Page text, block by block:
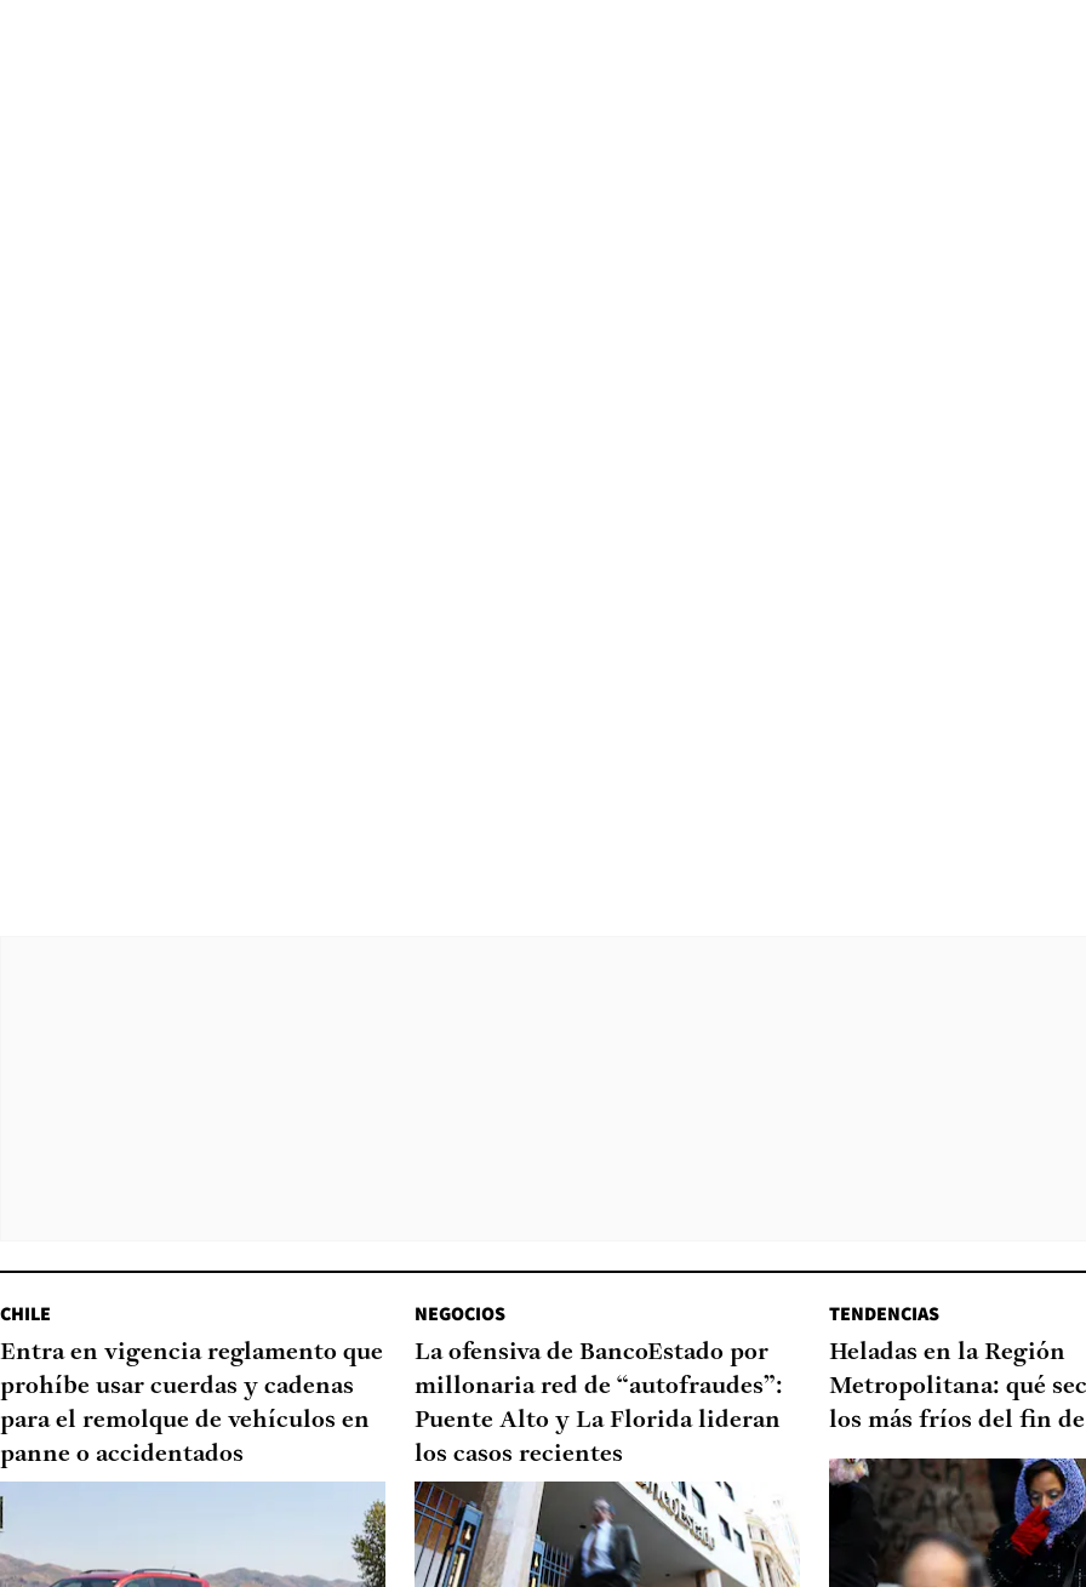
CHILE
Entra en vigencia reglamento que
prohíbe usar cuerdas y cadenas
para el remolque de vehículos en
panne o accidentados
NEGOCIOS
La ofensiva de BancoEstado por
millonaria red de “autofraudes”:
Puente Alto y La Florida lideran
los casos recientes
TENDENCIAS
Heladas en la Región
Metropolitana: qué
los más fríos del fin de